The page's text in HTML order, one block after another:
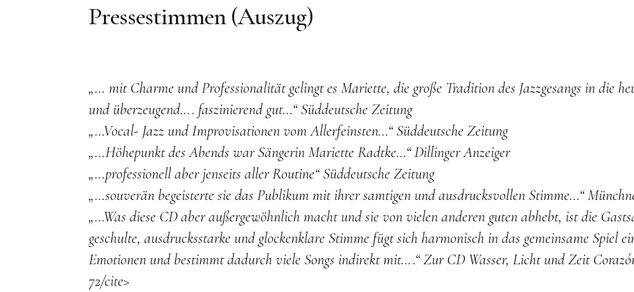
Pressestimmen (Auszug)
„… mit Charme und Professionalität gelingt es Mariette, die große Tradition des Jazzgesangs in die
und überzeugend…. faszinierend gut…“Süddeutsche Zeitung
„…Vocal- Jazz und Improvisationen vom Allerfeinsten…“Süddeutsche Zeitung
„…Höhepunkt des Abends war Sängerin Mariette Radtke…“Dillinger Anzeiger
„…professionell aber jenseits aller Routine“Süddeutsche Zeitung
„…souverän begeisterte sie das Publikum mit ihrer samtigen und ausdrucksvollen Stimme…“
„…Was diese CD aber außergewöhnlich macht und sie von vielen anderen guten abhebt, ist die
geschulte, ausdrucksstarke und glockenklare Stimme fügt sich harmonisch in das gemeinsame Spiel
Emotionen und bestimmt dadurch viele Songs indirekt mit….“Zur CD Wasser, Licht und Zeit
72/cite>